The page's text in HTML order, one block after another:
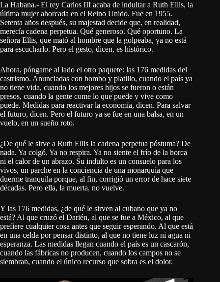
La Habana.- El rey Carlos III acaba de indultar a Ruth Ellis, la
última mujer ahorcada en el Reino Unido. Fue en 1955.
Setenta años después, su majestad decide que, en realidad,
merecía cadena perpetua. Qué generoso. Qué oportuno. La
señora Ellis, que mató al hombre que la golpeaba, ya no está
para escucharlo. Pero el gesto, dicen, es histórico.
Ahora, póngame al lado el otro paquete: las 176 medidas del
castrismo. Anunciadas con bombo y platillo, cuando el país ya
no tiene vida, cuando los mejores hijos se fueron o están
presos, cuando la gente come lo que puede y vive como
puede. Medidas para reactivar la economía, dicen. Para salvar
el futuro, dicen. Pero el futuro ya se fue en una balsa, en un
vuelo, en un sueño roto.
¿De qué le sirve a Ruth Ellis la cadena perpetua póstuma? De
nada. Ya colgó. Ya no respira. Ya no siente el frío de la horca
ni el calor de un abrazo. Su indulto es un consuelo para los
vivos, un parche en la conciencia de una monarquía que
duerme tranquila porque, al fin, corrigió un error de hace siete
décadas. Pero ella, la muerta, no vuelve.
Y las 176 medidas, ¿de qué le sirven al cubano que ya no
está? Al que cruzó el Darién, al que se fue a México, al que
prefiere cualquier cosa antes que seguir esperando. Al que está
en una celda por pensar distinto, al que no tiene luz ni agua ni
esperanza. Las medidas llegan cuando el país es un cascarón,
cuando las fábricas no producen, cuando los campos no se
siembran, cuando el único recurso que sobra es el dolor.